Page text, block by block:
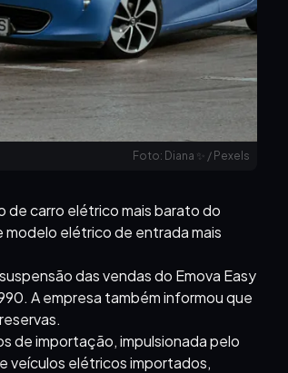
Foto: Diana ✨ / Pexels
de carro elétrico mais barato do
modelo elétrico de entrada mais
das vendas do Emova Easy
A empresa também informou que
de importação, impulsionada pelo
veículos elétricos importados,